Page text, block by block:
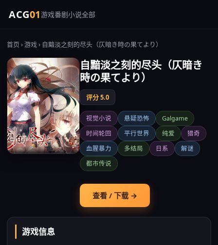
ACG01游戏番剧小说全部
首页 ›游戏› 自黯淡之刻的尽头（仄暗き時の果てより）
自黯淡之刻的尽头（仄暗き
時の果てより）
评分 5.0
视觉小说 悬疑恐怖
Galgame
时间轮回
平行世界 纯爱
猎奇
血腥暴力
多结局 日系
解谜
都市传说
查看 / 下载 →
游戏信息